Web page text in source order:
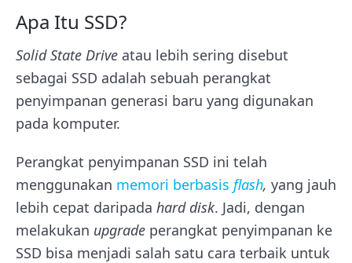
Apa Itu SSD?
Solid State Drive atau lebih sering disebut
sebagai SSD adalah sebuah perangkat
penyimpanan generasi baru yang digunakan
pada komputer.
Perangkat penyimpanan SSD ini telah
menggunakan memori berbasis flash, yang jauh
lebih cepat daripada hard disk. Jadi, dengan
melakukan upgrade perangkat penyimpanan ke
SSD bisa menjadi salah satu cara terbaik untuk